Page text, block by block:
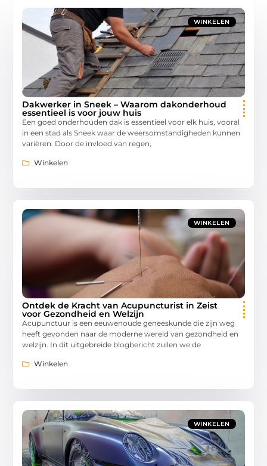
WINKELEN
Dakwerker in Sneek – Waarom dakonderhoud
essentieel is voor jouw huis
Een goed onderhouden dak is essentieel voor elk huis, vooral
in een stad als Sneek waar de weersomstandigheden kunnen
variëren. Door de invloed van regen,
Winkelen
WINKELEN
Ontdek de Kracht van Acupuncturist in Zeist
voor Gezondheid en Welzijn
Acupunctuur is een eeuwenoude geneeskunde die zijn weg
heeft gevonden naar de moderne wereld van gezondheid en
welzijn. In dit uitgebreide blogbericht zullen we de
Winkelen
WINKELEN